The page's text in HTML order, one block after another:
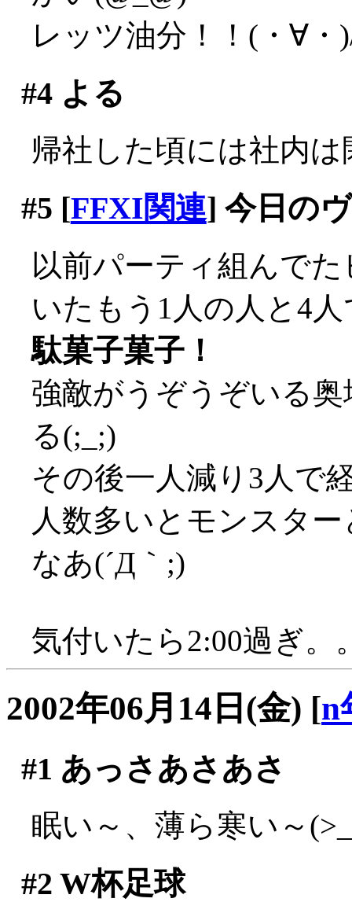
レッツ油分！！(・∀・
#4よる
帰社した頃には社内は
#5 [FFXI関連] 今日の
以前パーティ組んで
いたもう1人の人と4
駄菓子菓子！
強敵がうぞうぞいる
る(;_;)
その後一人減り3人で
人数多いとモンスタ
なあ(´Д｀;)
気付いたら2:00過ぎ。
2002年06月14日(金) [n
#1 あっさあさあさ
眠い～、薄ら寒い～
#2 W杯足球